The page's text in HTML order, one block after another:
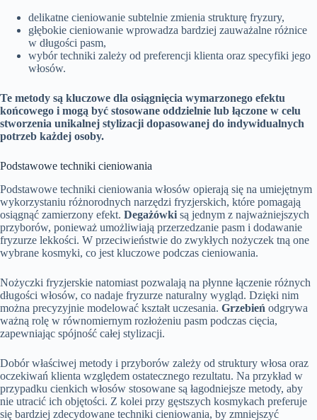
delikatne cieniowanie subtelnie zmienia strukturę fryzury,
głębokie cieniowanie wprowadza bardziej zauważalne różnice
w długości pasm,
wybór techniki zależy od preferencji klienta oraz specyfiki jego
włosów.
Te metody są kluczowe dla osiągnięcia wymarzonego efektu
końcowego i mogą być stosowane oddzielnie lub łączone w celu
stworzenia unikalnej stylizacji dopasowanej do indywidualnych
potrzeb każdej osoby.
Podstawowe techniki cieniowania
Podstawowe techniki cieniowania włosów opierają się na umiejętnym
wykorzystaniu różnorodnych narzędzi fryzjerskich, które pomagają
osiągnąć zamierzony efekt. Degażówki są jednym z najważniejszych
przyborów, ponieważ umożliwiają przerzedzanie pasm i dodawanie
fryzurze lekkości. W przeciwieństwie do zwykłych nożyczek tną one
wybrane kosmyki, co jest kluczowe podczas cieniowania.
Nożyczki fryzjerskie natomiast pozwalają na płynne łączenie różnych
długości włosów, co nadaje fryzurze naturalny wygląd. Dzięki nim
można precyzyjnie modelować kształt uczesania. Grzebień odgrywa
ważną rolę w równomiernym rozłożeniu pasm podczas cięcia,
zapewniając spójność całej stylizacji.
Dobór właściwej metody i przyborów zależy od struktury włosa oraz
oczekiwań klienta względem ostatecznego rezultatu. Na przykład w
przypadku cienkich włosów stosowane są łagodniejsze metody, aby
nie utracić ich objętości. Z kolei przy gęstszych kosmykach preferuje
się bardziej zdecydowane techniki cieniowania, by zmniejszyć